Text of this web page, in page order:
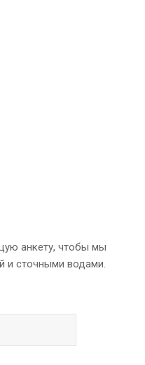
анкету, чтобы мы
и сточными водами.